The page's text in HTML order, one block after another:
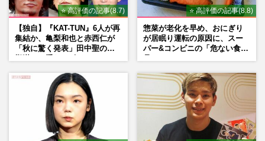
⭐ 高評価の記事(8.7)
【独自】『KAT-TUN』6人が再
集結か、亀梨和也と赤西仁が
「秋に驚く発表」田中聖の刑
⭐ 高評価の記事(8.8)
惣菜が老化を早め、おにぎり
が居眠り運転の原因に、スー
パー&コンビニの「危ない食